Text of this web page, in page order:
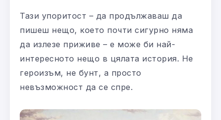
Тази упоритост – да продължаваш да
пишеш нещо, което почти сигурно няма
да излезе приживе – е може би най-
интересното нещо в цялата история. Не
героизъм, не бунт, а просто
невъзможност да се спре.